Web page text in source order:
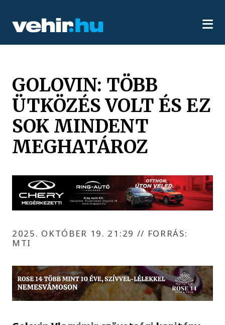
GOLOVIN: TÖBB
ÜTKÖZÉS VOLT ÉS EZ
SOK MINDENT
MEGHATÁROZ
2025. OKTÓBER 19. 21:29 // FORRÁS:
MTI